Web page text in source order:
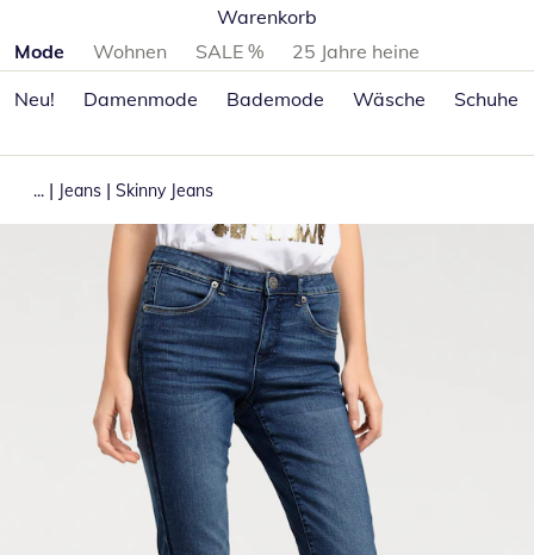
Warenkorb
Produktkategorien überspringen
Mode Wohnen SALE %
25 Jahre heine
Neu!
Damenmode Bademode Wäsche Schuhe
... | Jeans | Skinny Jeans